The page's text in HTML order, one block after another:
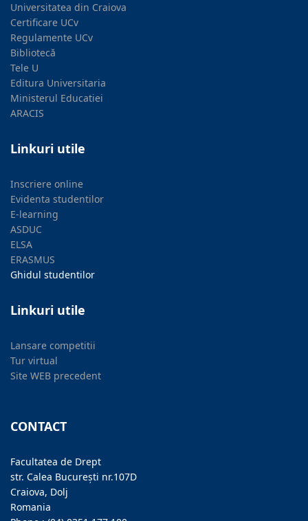
Universitatea din Craiova
Certificare UCv
Regulamente UCv
Bibliotecă
Tele U
Editura Universitaria
Ministerul Educatiei
ARACIS
Linkuri utile
Inscriere online
Evidenta studentilor
E-learning
ASDUC
ELSA
ERASMUS
Ghidul studentilor
Linkuri utile
Lansare competitii
Tur virtual
Site WEB precedent
CONTACT
Facultatea de Drept
str. Calea București nr.107D
Craiova, Dolj
Romania